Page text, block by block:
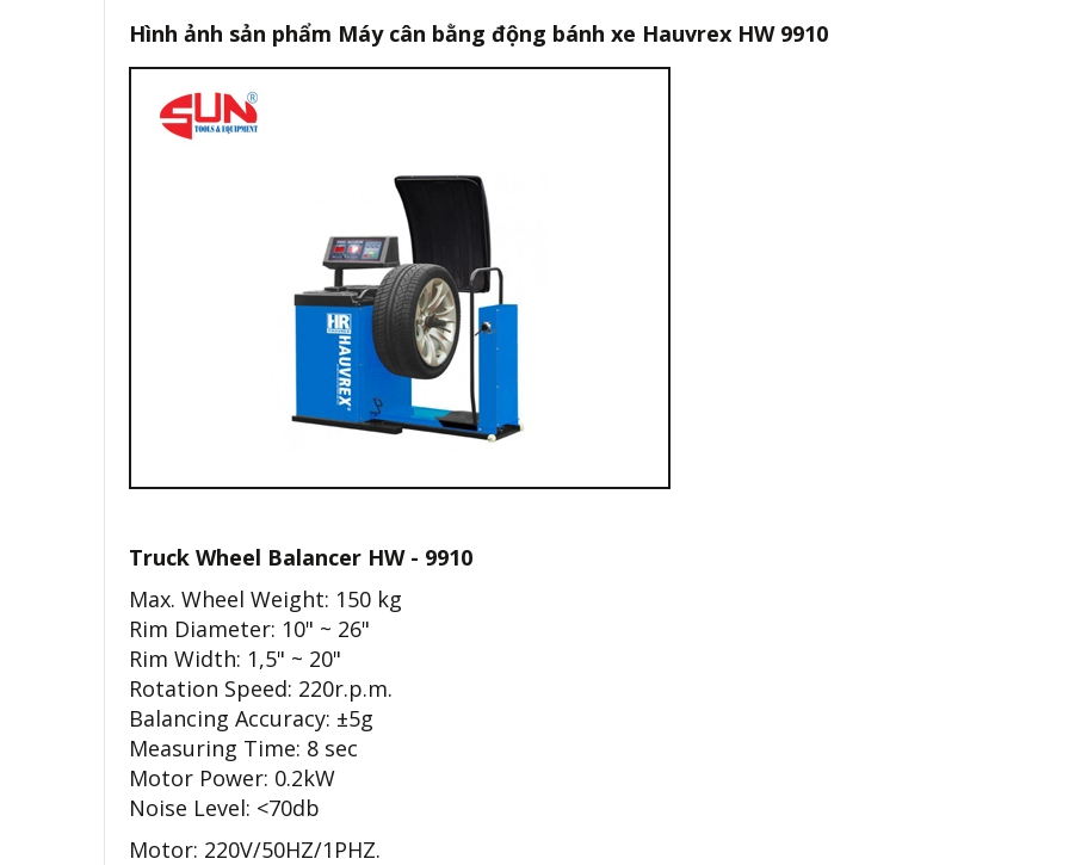
Hình ảnh sản phẩm Máy cân bằng động bánh xe Hauvrex HW 9910
Truck Wheel Balancer HW - 9910
Max. Wheel Weight: 150 kg
Rim Diameter: 10" ~ 26"
Rim Width: 1,5" ~ 20"
Rotation Speed: 220r.p.m.
Balancing Accuracy: ±5g
Measuring Time: 8 sec
Motor Power: 0.2kW
Noise Level: <70db
Motor: 220V/50HZ/1PHZ.